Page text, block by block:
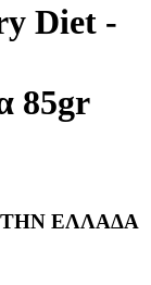
Diet -
85gr
ΕΛΛΑΔΑ